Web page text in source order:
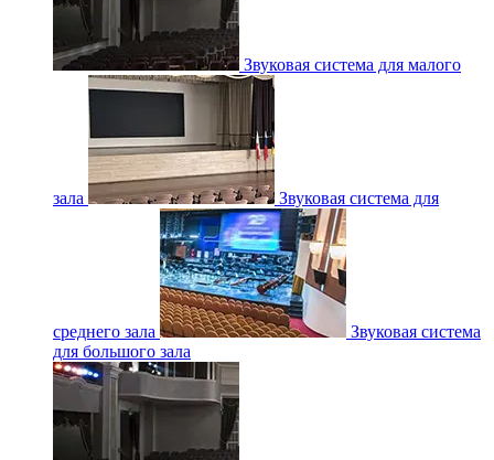
Звуковая система для малого
зала Звуковая система для
среднего зала
Звуковая система
для большого зала